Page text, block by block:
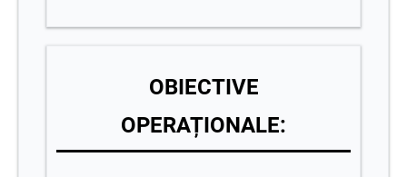
OBIECTIVE
OPERAȚIONALE: